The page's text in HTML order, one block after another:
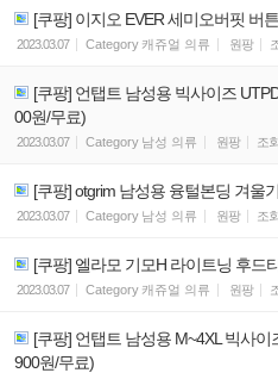
[쿠팡] 이지오 EVER 세미오버핏 버
2023.03.07 Category 캐쥬얼 의류 원팡
[쿠팡] 언탭트 남성용 빅사이즈
00원/무료)
2023.03.07 Category 남성 의류 원팡 조회
[쿠팡] otgrim 남성용 융털본딩 겨울
2023.03.07 Category 남성 의류 원팡 조회
[쿠팡] 엘라모 기모H 라이트닝 후드
2023.03.07 Category 캐쥬얼 의류 원팡
[쿠팡] 언탭트 남성용 M~4XL 빅사
900원/무료)